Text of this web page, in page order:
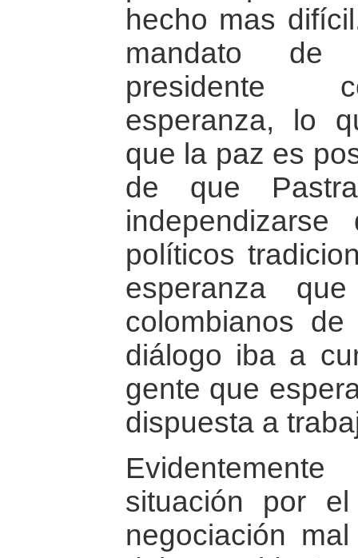
hecho mas
mandato de
presidente
esperanza, lo
que la paz es
de que
políticos
esperanza
colombianos
diálogo iba a
gente que
dispuesta a
situación por
negociación